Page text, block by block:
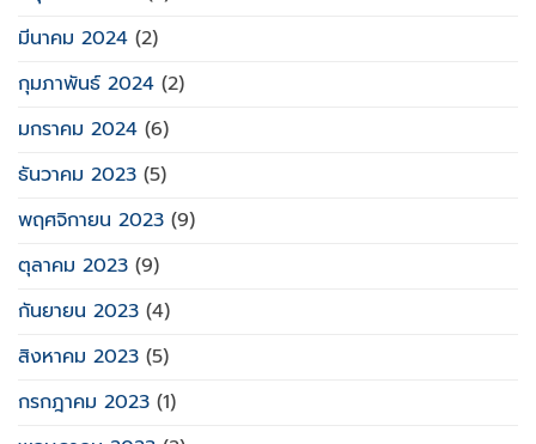
มีนาคม 2024 (2)
กุมภาพันธ์ 2024 (2)
มกราคม 2024 (6)
ธันวาคม 2023 (5)
พฤศจิกายน 2023 (9)
ตุลาคม 2023 (9)
กันยายน 2023 (4)
สิงหาคม 2023 (5)
กรกฎาคม 2023 (1)